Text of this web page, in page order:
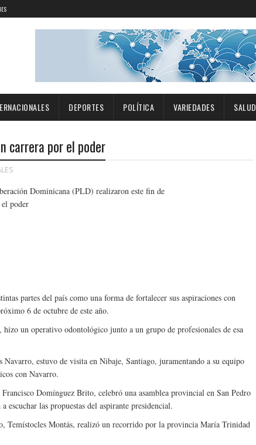
DEPORTES POLÍTICA VARIEDADES SALUD
carrera por el poder
Dominicana (PLD) realizaron este fin de
partes del país como una forma de fortalecer sus aspiraciones con
6 de octubre de este año.
un operativo odontológico junto a un grupo de profesionales de esa
estuvo de visita en Nibaje, Santiago, juramentando a su equipo
con Navarro.
Domínguez Brito, celebró una asamblea provincial en San Pedro
escuchar las propuestas del aspirante presidencial.
Temístocles Montás, realizó un recorrido por la provincia María Trinidad